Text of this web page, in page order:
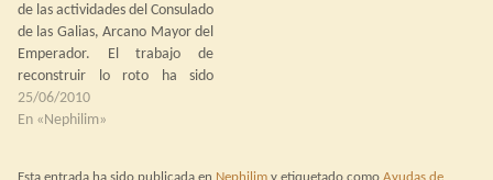
de las actividades del Consulado
de las Galias, Arcano Mayor del
Emperador. El trabajo de
reconstruir lo roto ha sido
laborioso, pero fructífero.
Hemos eliminado ya casi toda
25/06/2010
En «Nephilim»
Esta entrada ha sido publicada en Nephilim y etiquetado como Ayudas de